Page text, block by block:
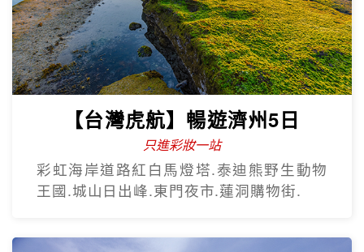
【台灣虎航】暢遊濟州5日
只進彩妝一站
彩虹海岸道路紅白馬燈塔.泰迪熊野生動物
王國.城山日出峰.東門夜市.蓮洞購物街.